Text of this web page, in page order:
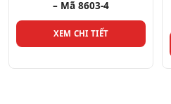
Giấy Dán Tường Hàn Quốc